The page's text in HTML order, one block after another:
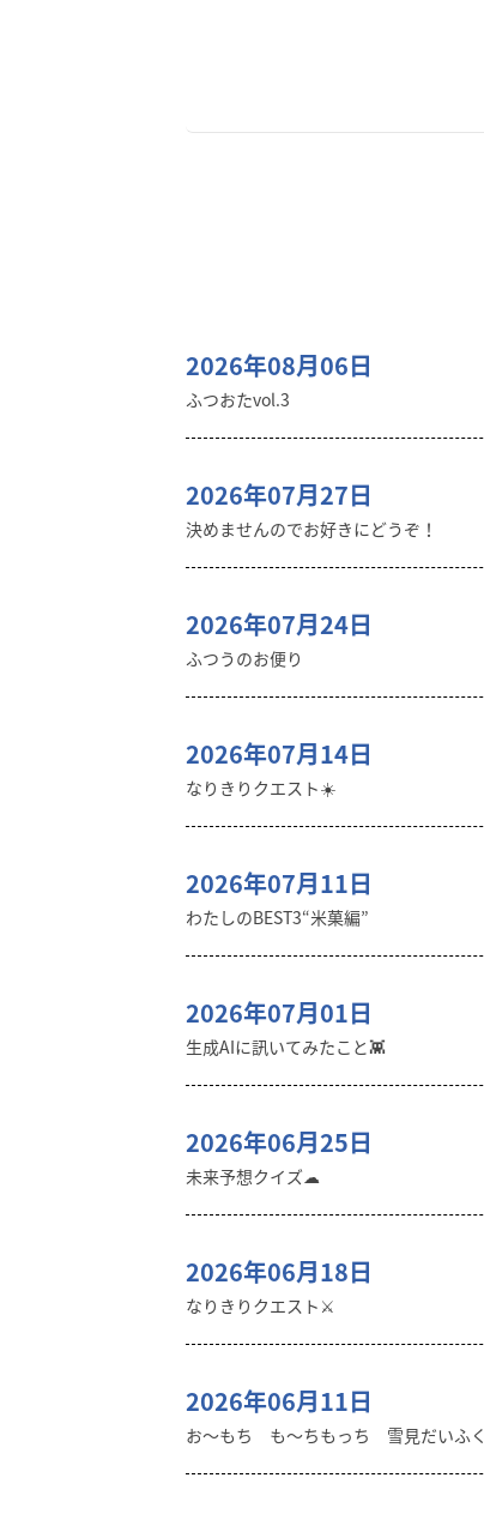
2026年08月06日
ふつおたvol.3
2026年07月27日
決めませんのでお好きにどうぞ！
2026年07月24日
ふつうのお便り
2026年07月14日
なりきりクエスト☀️
2026年07月11日
わたしのBEST3“米菓編”
2026年07月01日
生成AIに訊いてみたこと👾
2026年06月25日
未来予想クイズ☁︎
2026年06月18日
なりきりクエスト⚔️
2026年06月11日
お〜もち も〜ちもっち 雪見だいふく